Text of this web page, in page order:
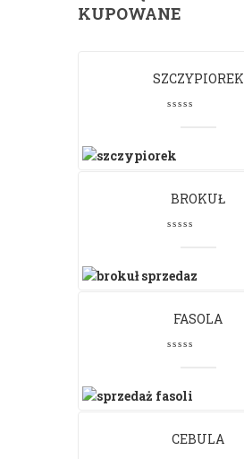
KUPOWANE
SZCZYPIOREK
BROKUŁ
FASOLA
CEBULA